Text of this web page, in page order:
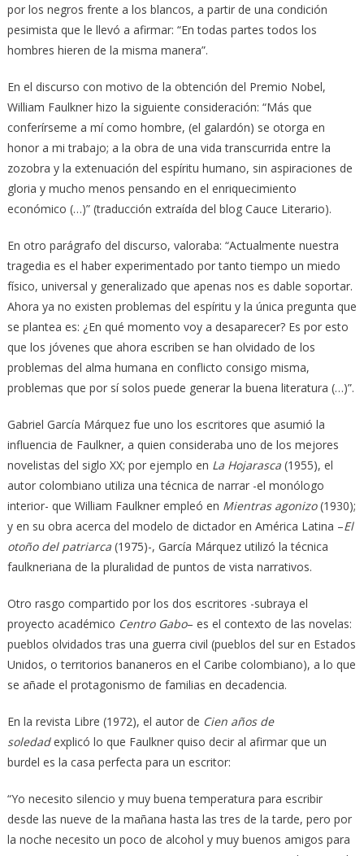
por los negros frente a los blancos, a partir de una condición
pesimista que le llevó a afirmar: “En todas partes todos los
hombres hieren de la misma manera”.
En el discurso con motivo de la obtención del Premio Nobel,
William Faulkner hizo la siguiente consideración: “Más que
conferírseme a mí como hombre, (el galardón) se otorga en
honor a mi trabajo; a la obra de una vida transcurrida entre la
zozobra y la extenuación del espíritu humano, sin aspiraciones de
gloria y mucho menos pensando en el enriquecimiento
económico (…)” (traducción extraída del blog Cauce Literario).
En otro parágrafo del discurso, valoraba: “Actualmente nuestra
tragedia es el haber experimentado por tanto tiempo un miedo
físico, universal y generalizado que apenas nos es dable soportar.
Ahora ya no existen problemas del espíritu y la única pregunta que
se plantea es: ¿En qué momento voy a desaparecer? Es por esto
que los jóvenes que ahora escriben se han olvidado de los
problemas del alma humana en conflicto consigo misma,
problemas que por sí solos puede generar la buena literatura (…)”.
Gabriel García Márquez fue uno los escritores que asumió la
influencia de Faulkner, a quien consideraba uno de los mejores
novelistas del siglo XX; por ejemplo en La Hojarasca (1955), el
autor colombiano utiliza una técnica de narrar -el monólogo
interior- que William Faulkner empleó en Mientras agonizo(1930);
y en su obra acerca del modelo de dictador en América Latina –El
otoño del patriarca (1975)-, García Márquez utilizó la técnica
faulkneriana de la pluralidad de puntos de vista narrativos.
Otro rasgo compartido por los dos escritores -subraya el
proyecto académico Centro Gabo– es el contexto de las novelas:
pueblos olvidados tras una guerra civil (pueblos del sur en Estados
Unidos, o territorios bananeros en el Caribe colombiano), a lo que
se añade el protagonismo de familias en decadencia.
En la revista Libre (1972), el autor de Cien años de
soledadexplicó lo que Faulkner quiso decir al afirmar que un
burdel es la casa perfecta para un escritor:
“Yo necesito silencio y muy buena temperatura para escribir
desde las nueve de la mañana hasta las tres de la tarde, pero por
la noche necesito un poco de alcohol y muy buenos amigos para